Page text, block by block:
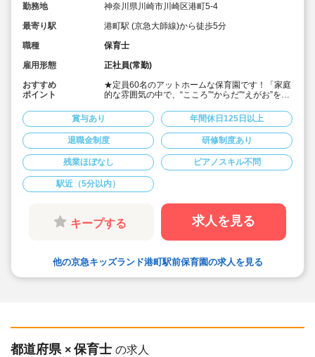
勤務地
神奈川県川崎市川崎区港町5-4
最寄り駅
港町駅 (京急大師線)から徒歩5分
職種
保育士
雇用形態
正社員(常勤)
おすすめ
ポイント
★定員60名のアットホームな保育園です！「家庭
的な雰囲気の中で、“こころ”“からだ”“えがお”を育
★大手鉄道会社が母体です。安定性が高く、賞
与・年間休日、福利厚生などの待遇もとても充実
しています！
★港町駅 (京急大師線)から徒歩5分で通勤らくら
く♪
★年間休日125日！賞与3.5か月と、株式会社母体
の保育園の中でも、充実した内容となっていま
す。
★横浜市の配置基準よりも多く職員を配置してい
ます！子どもたち一人一人としっかり向き合える
★宿舎借り上げ制度利用可能！川崎市自治体の制
度通りでご利用いただけますので同棲も可能で
賞与あり 年間休日125日以上
退職金制度 研修制度あり
残業ほぼなし ピアノスキル不問
駅近（5分以内）
キープする 求人を見る
他の京急キッズランド港町駅前保育園の求人を見る
都道府県 × 保育士 の求人